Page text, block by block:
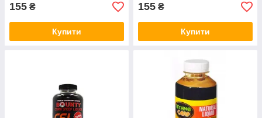
155 ₴
Купити
155 ₴
Купити